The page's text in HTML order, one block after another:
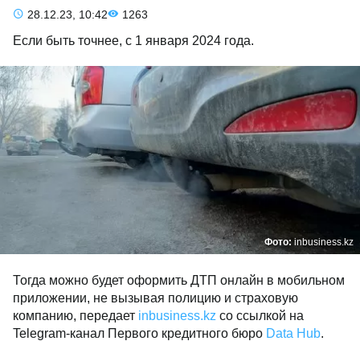
28.12.23, 10:42 1263
Если быть точнее, с 1 января 2024 года.
Фото: inbusiness.kz
Тогда можно будет оформить ДТП онлайн в мобильном
приложении, не вызывая полицию и страховую
компанию, передает inbusiness.kz со ссылкой на
Telegram-канал Первого кредитного бюро Data Hub.